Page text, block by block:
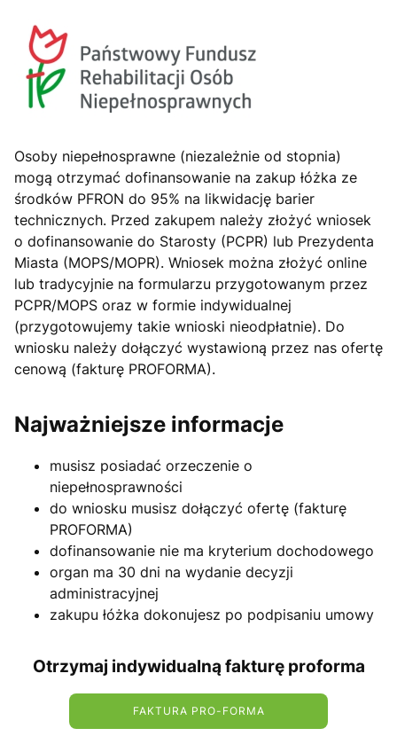
Osoby niepełnosprawne (niezależnie od stopnia)
mogą otrzymać dofinansowanie na zakup łóżka ze
środków PFRON do 95% na likwidację barier
technicznych. Przed zakupem należy złożyć wniosek
o dofinansowanie do Starosty (PCPR) lub Prezydenta
Miasta (MOPS/MOPR). Wniosek można złożyć online
lub tradycyjnie na formularzu przygotowanym przez
PCPR/MOPS oraz w formie indywidualnej
(przygotowujemy takie wnioski nieodpłatnie). Do
wniosku należy dołączyć wystawioną przez nas ofertę
cenową (fakturę PROFORMA).
Najważniejsze informacje
musisz posiadać orzeczenie o
niepełnosprawności
do wniosku musisz dołączyć ofertę (fakturę
PROFORMA)
dofinansowanie nie ma kryterium dochodowego
organ ma 30 dni na wydanie decyzji
administracyjnej
zakupu łóżka dokonujesz po podpisaniu umowy
Otrzymaj indywidualną fakturę proforma
FAKTURA PRO-FORMA